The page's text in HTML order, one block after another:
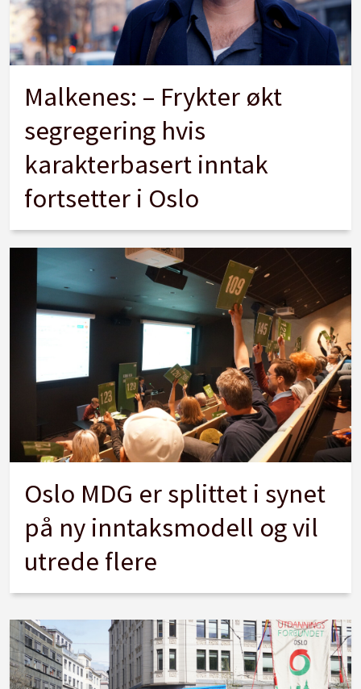
Malkenes: – Frykter økt
segregering hvis
karakterbasert inntak
fortsetter i Oslo
Oslo MDG er splittet i synet
på ny inntaksmodell og vil
utrede flere